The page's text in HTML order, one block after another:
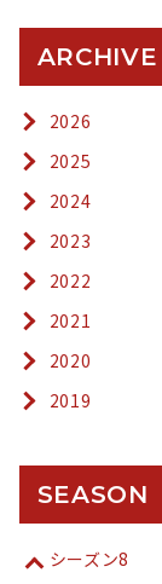
ARCHIVE
2026
2025
2024
2023
2022
2021
2020
2019
SEASON
シーズン8